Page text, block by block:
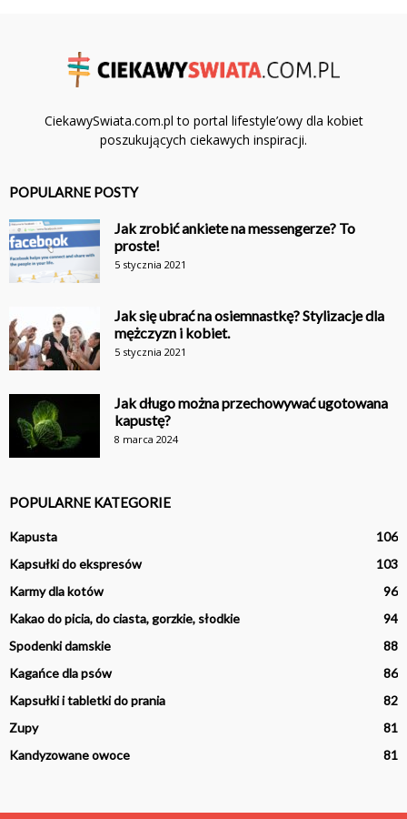
CiekawySwiata.com.pl to portal lifestyle’owy dla kobiet
poszukujących ciekawych inspiracji.
POPULARNE POSTY
Jak zrobić ankiete na messengerze? To
proste!
5 stycznia 2021
Jak się ubrać na osiemnastkę? Stylizacje dla
mężczyzn i kobiet.
5 stycznia 2021
Jak długo można przechowywać ugotowana
kapustę?
8 marca 2024
POPULARNE KATEGORIE
Kapusta
106
Kapsułki do ekspresów
103
Karmy dla kotów
96
Kakao do picia, do ciasta, gorzkie, słodkie
94
Spodenki damskie
88
Kagańce dla psów
86
Kapsułki i tabletki do prania
82
Zupy
81
Kandyzowane owoce
81